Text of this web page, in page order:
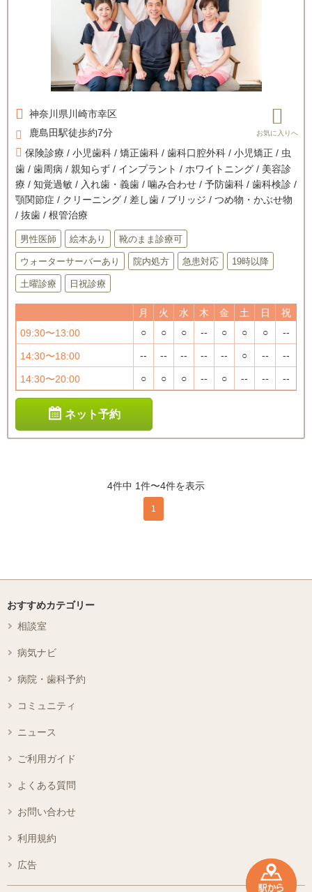
神奈川県川崎市幸区
鹿島田駅徒歩約7分
保険診療 / 小児歯科 / 矯正歯科 / 歯科口腔外科 / 小児矯正 / 虫
歯 / 歯周病 / 親知らず / インプラント / ホワイトニング / 美容診
療 / 知覚過敏 / 入れ歯・義歯 / 噛み合わせ / 予防歯科 / 歯科検診 /
顎関節症 / クリーニング / 差し歯 / ブリッジ / つめ物・かぶせ物
/ 抜歯 / 根管治療
男性医師 絵本あり 靴のまま診療可
ウォーターサーバーあり 院内処方 急患対応 19時以降
土曜診療 日祝診療
月 火 水 木 金 土 日
祝
09:30〜13:00
○ ○ ○ -- ○ ○ ○ --
14:30〜18:00 -- -- -- -- -- ○ -- --
14:30〜20:00 ○ ○ ○ -- ○ -- -- --
ネット予約
4件中 1件〜4件を表示
1
おすすめカテゴリー
相談室
病気ナビ
病院・歯科予約
コミュニティ
ニュース
ご利用ガイド
よくある質問
お問い合わせ
利用規約
広告